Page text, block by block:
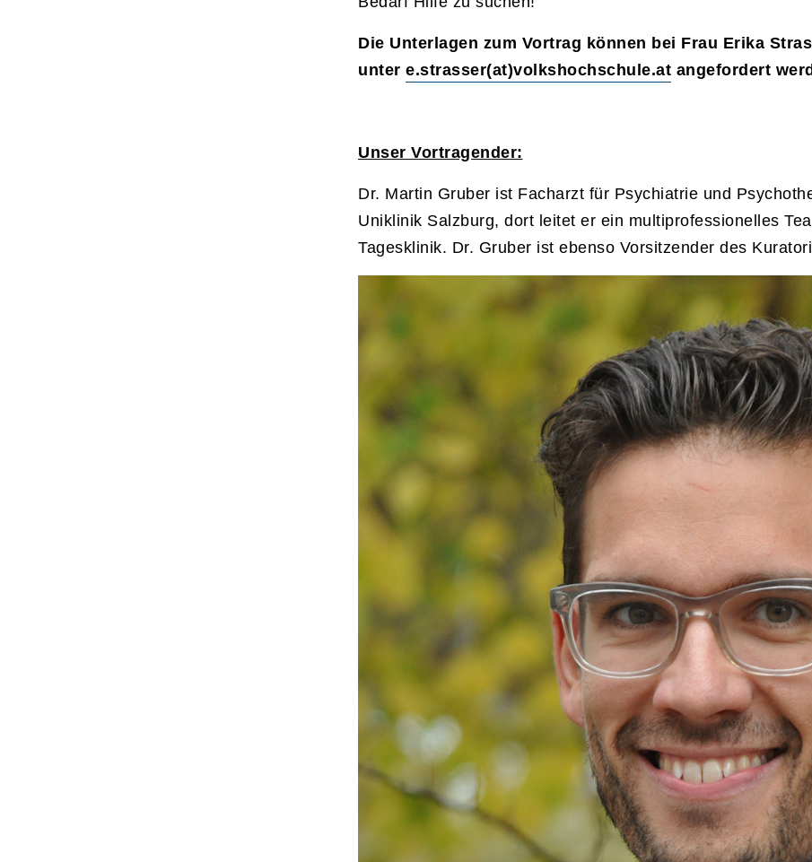
Die Unterlagen zum Vortrag können bei Frau Erika
unter e.strasser(at)volkshochschule.at angefordert
Unser Vortragender:
Dr. Martin Gruber ist Facharzt für Psychiatrie und
Uniklinik Salzburg, dort leitet er ein multiprofessionelles
Tagesklinik. Dr. Gruber ist ebenso Vorsitzender des